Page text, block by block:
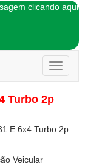
clicando aqui
Toggle
Turbo 2p
Veicular